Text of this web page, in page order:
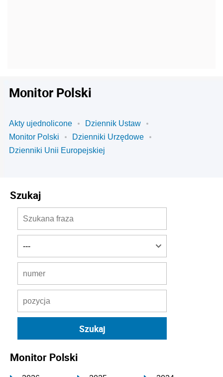
Monitor Polski
Akty ujednolicone
Dziennik Ustaw
Monitor Polski
Dzienniki Urzędowe
Dzienniki Unii Europejskiej
Szukaj
Monitor Polski